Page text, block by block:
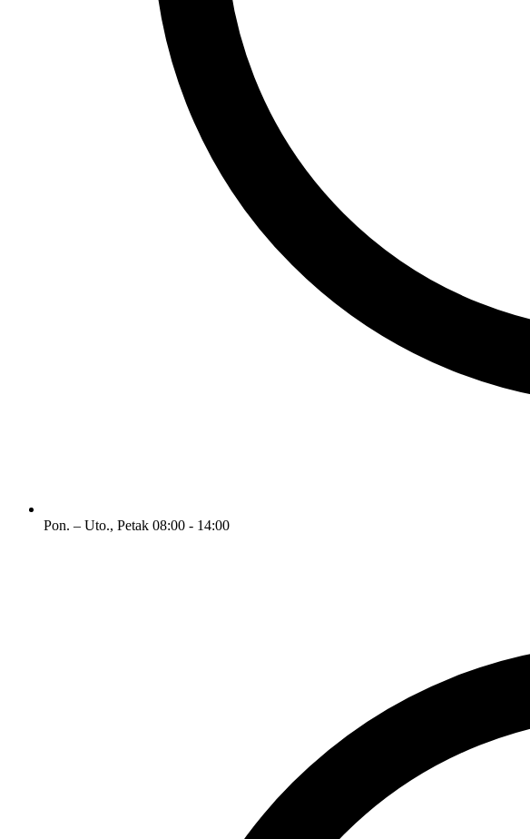
Pon. – Uto., Petak 08:00 - 14:00